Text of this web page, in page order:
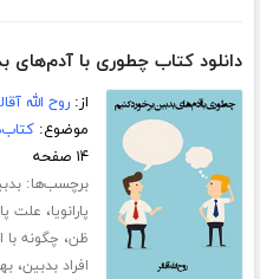
دانلود کتاب چطوری با آدم‌های
از:روح الله
موضوع:
۱۴ صفحه
برچسب‌ها:
پارانویا، علت
ظن، چگونه با
افراد بدبین،